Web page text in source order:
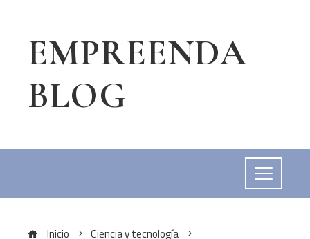
EMPREENDA
BLOG
Inicio
Ciencia y tecnología